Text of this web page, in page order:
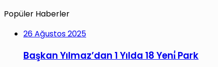
Popüler Haberler
26 Ağustos 2025
Başkan Yılmaz’dan 1 Yılda 18 Yeni̇ Park